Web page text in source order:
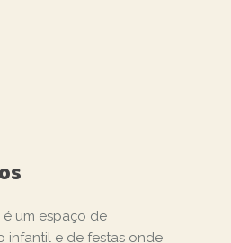
é um espaço de
infantil e de festas onde